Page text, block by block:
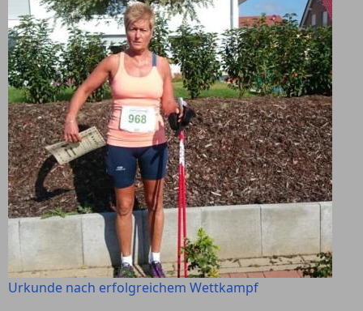
Urkunde nach erfolgreichem Wettkampf